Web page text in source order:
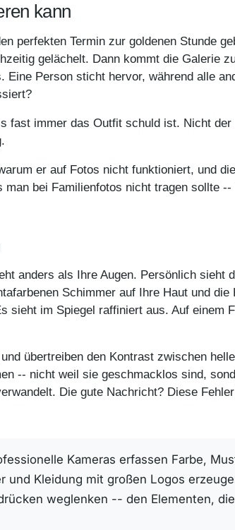
kann
perfekten Termin zur goldenen Stunde
gelächelt. Dann kommt die Galerie
Person sticht hervor, während alle
fast immer das Outfit schuld ist. Nicht
er auf Fotos nicht funktioniert, und
bei Familienfotos nicht tragen sollte --
anders als Ihre Augen. Persönlich sieht
Schimmer auf Ihre Haut und die
sieht im Spiegel raffiniert aus. Auf einem
übertreiben den Kontrast zwischen
-- nicht weil sie geschmacklos sind,
Die gute Nachricht? Diese
Kameras erfassen Farbe,
Kleidung mit großen Logos
weglenken -- den Elementen, die